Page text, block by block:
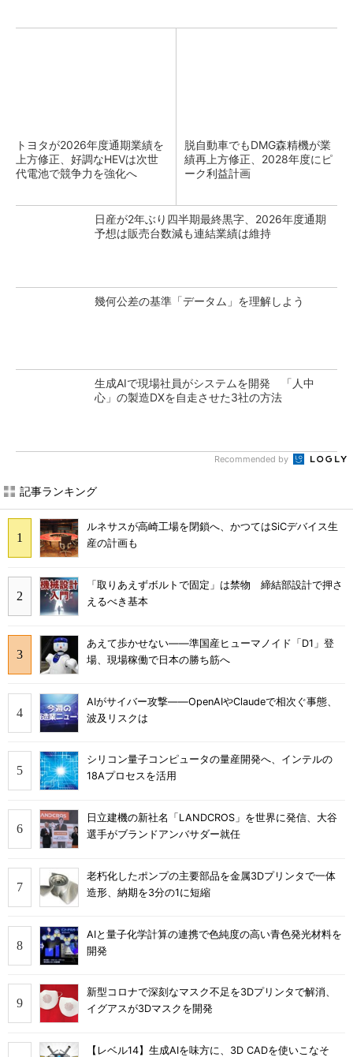
トヨタが2026年度通期業績を
上方修正、好調なHEVは次世
代電池で競争力を強化へ
脱自動車でもDMG森精機が業
績再上方修正、2028年度にピ
ーク利益計画
日産が2年ぶり四半期最終黒字、2026年度通期
予想は販売台数減も連結業績は維持
幾何公差の基準「データム」を理解しよう
生成AIで現場社員がシステムを開発 「人中
心」の製造DXを自走させた3社の方法
Recommended by
記事ランキング
ルネサスが高崎工場を閉鎖へ、かつてはSiCデバイス生
産の計画も
「取りあえずボルトで固定」は禁物 締結部設計で押さ
えるべき基本
あえて歩かせない――準国産ヒューマノイド「D1」登
場、現場稼働で日本の勝ち筋へ
AIがサイバー攻撃――OpenAIやClaudeで相次ぐ事態、
波及リスクは
シリコン量子コンピュータの量産開発へ、インテルの
18Aプロセスを活用
日立建機の新社名「LANDCROS」を世界に発信、大谷
選手がブランドアンバサダー就任
老朽化したポンプの主要部品を金属3Dプリンタで一体
造形、納期を3分の1に短縮
AIと量子化学計算の連携で色純度の高い青色発光材料を
開発
新型コロナで深刻なマスク不足を3Dプリンタで解消、
イグアスが3Dマスクを開発
【レベル14】生成AIを味方に、3D CADを使いこなそ